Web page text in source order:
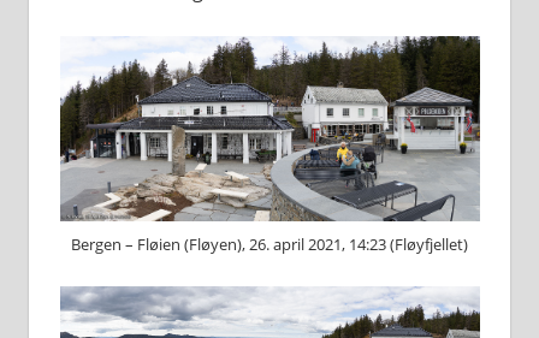
Bergen – Fløien (Fløyen), 26. april 2021, 14:23 (Fløyfjellet)